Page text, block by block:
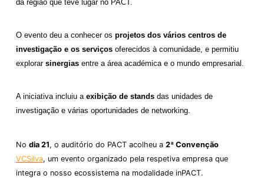
da região que teve lugar no PACT.
O evento deu a conhecer os projetos dos vários centros de
investigação e os serviços oferecidos à comunidade, e permitiu
explorar sinergias entre a área académica e o mundo empresarial.
A iniciativa incluiu a exibição de stands das unidades de
investigação e várias oportunidades de networking.
No dia 21, o auditório do PACT acolheu a 2ª Convenção
VCSilva, um evento organizado pela respetiva empresa que
integra o nosso ecossistema na modalidade inPACT.